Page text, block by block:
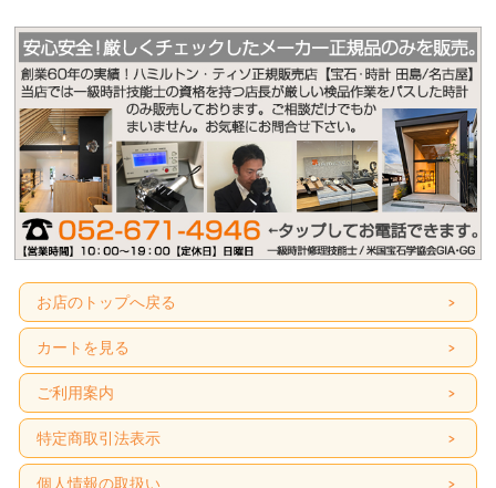
お店のトップへ戻る
カートを見る
ご利用案内
特定商取引法表示
個人情報の取扱い